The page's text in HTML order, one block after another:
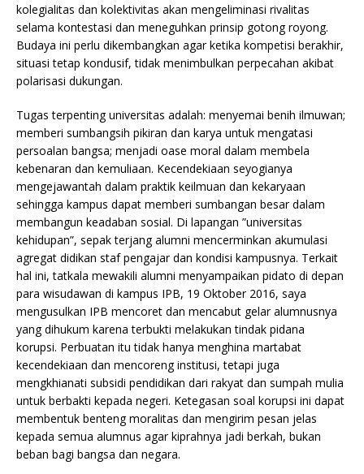
kolegialitas dan kolektivitas akan mengeliminasi rivalitas
selama kontestasi dan meneguhkan prinsip gotong royong.
Budaya ini perlu dikembangkan agar ketika kompetisi berakhir,
situasi tetap kondusif, tidak menimbulkan perpecahan akibat
polarisasi dukungan.
Tugas terpenting universitas adalah: menyemai benih ilmuwan;
memberi sumbangsih pikiran dan karya untuk mengatasi
persoalan bangsa; menjadi oase moral dalam membela
kebenaran dan kemuliaan. Kecendekiaan seyogianya
mengejawantah dalam praktik keilmuan dan kekaryaan
sehingga kampus dapat memberi sumbangan besar dalam
membangun keadaban sosial. Di lapangan ”universitas
kehidupan”, sepak terjang alumni mencerminkan akumulasi
agregat didikan staf pengajar dan kondisi kampusnya. Terkait
hal ini, tatkala mewakili alumni menyampaikan pidato di depan
para wisudawan di kampus IPB, 19 Oktober 2016, saya
mengusulkan IPB mencoret dan mencabut gelar alumnusnya
yang dihukum karena terbukti melakukan tindak pidana
korupsi. Perbuatan itu tidak hanya menghina martabat
kecendekiaan dan mencoreng institusi, tetapi juga
mengkhianati subsidi pendidikan dari rakyat dan sumpah mulia
untuk berbakti kepada negeri. Ketegasan soal korupsi ini dapat
membentuk benteng moralitas dan mengirim pesan jelas
kepada semua alumnus agar kiprahnya jadi berkah, bukan
beban bagi bangsa dan negara.